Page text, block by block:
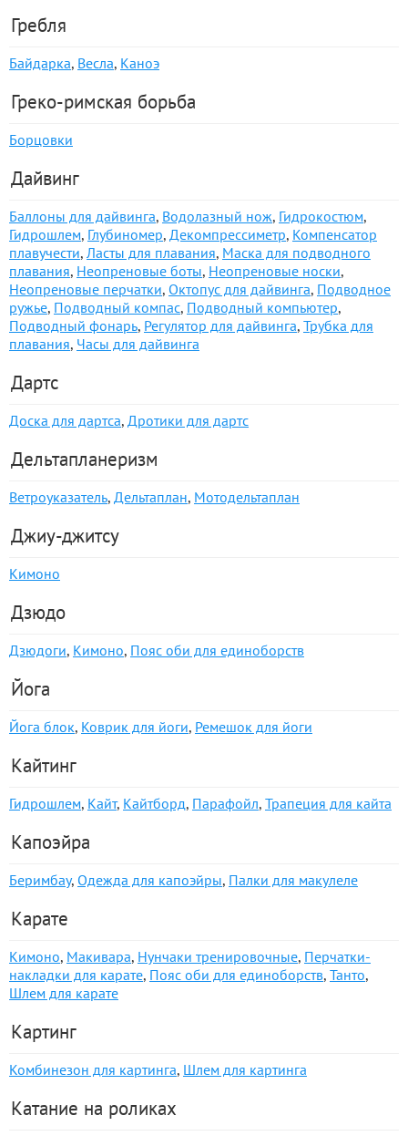
Гребля
Байдарка, Весла, Каноэ
Греко-римская борьба
Борцовки
Дайвинг
Баллоны для дайвинга, Водолазный нож, Гидрокостюм,
Гидрошлем, Глубиномер, Декомпрессиметр, Компенсатор
плавучести, Ласты для плавания, Маска для подводного
плавания, Неопреновые боты, Неопреновые носки,
Неопреновые перчатки, Октопус для дайвинга, Подводное
ружье, Подводный компас, Подводный компьютер,
Подводный фонарь, Регулятор для дайвинга, Трубка для
плавания, Часы для дайвинга
Дартс
Доска для дартса, Дротики для дартс
Дельтапланеризм
Ветроуказатель, Дельтаплан, Мотодельтаплан
Джиу-джитсу
Кимоно
Дзюдо
Дзюдоги, Кимоно, Пояс оби для единоборств
Йога
Йога блок, Коврик для йоги, Ремешок для йоги
Кайтинг
Гидрошлем, Кайт, Кайтборд, Парафойл, Трапеция для кайта
Капоэйра
Беримбау, Одежда для капоэйры, Палки для макулеле
Карате
Кимоно, Макивара, Нунчаки тренировочные, Перчатки-
накладки для карате, Пояс оби для единоборств, Танто,
Шлем для карате
Картинг
Комбинезон для картинга, Шлем для картинга
Катание на роликах